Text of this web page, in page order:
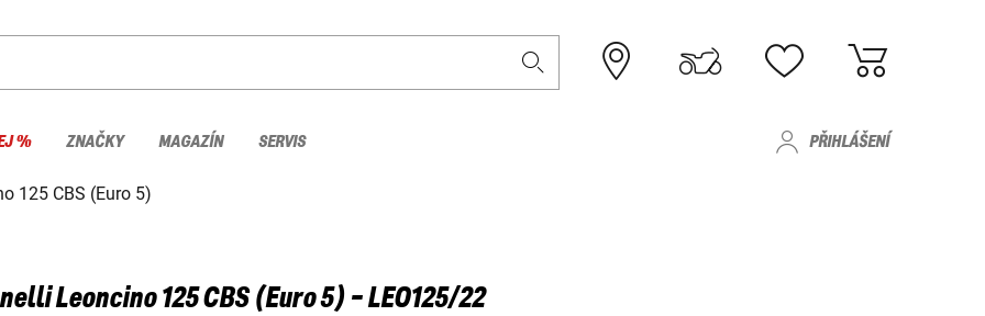
% ZNAČKY MAGAZÍN SERVIS PŘIHLÁŠENÍ
125 CBS (Euro 5)
Leoncino 125 CBS (Euro 5) - LEO125/22